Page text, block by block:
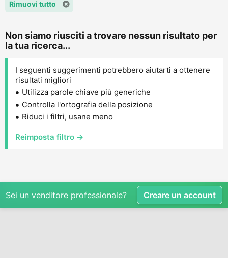
Rimuovi tutto
Non siamo riusciti a trovare nessun risultato per
la tua ricerca...
I seguenti suggerimenti potrebbero aiutarti a ottenere
risultati migliori
Utilizza parole chiave più generiche
Controlla l'ortografia della posizione
Riduci i filtri, usane meno
Reimposta filtro →
Sei un venditore professionale? Creare un account